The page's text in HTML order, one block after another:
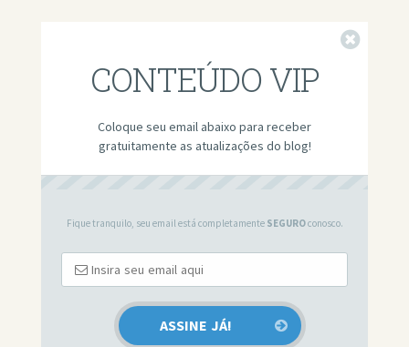
CONTEÚDO VIP
Coloque seu email abaixo para receber
gratuitamente as atualizações do blog!
Fique tranquilo, seu email está completamente SEGUROconosco.